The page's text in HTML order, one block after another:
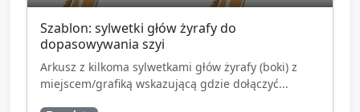
Szablon: sylwetki głów żyrafy do
dopasowywania szyi
Arkusz z kilkoma sylwetkami głów żyrafy (boki) z
miejscem/grafiką wskazującą gdzie dołączyć...